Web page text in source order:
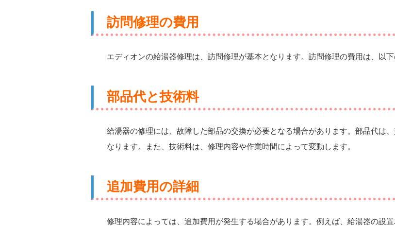
訪問修理の費用
エディオンの給湯器修理は、訪問修理が基本となります。訪問修理の費用は、以下
部品代と技術料
給湯器の修理には、故障した部品の交換が必要となる場合があります。部品代は
なります。また、技術料は、修理内容や作業時間によって変動します。
追加費用の詳細
修理内容によっては、追加費用が発生する場合があります。例えば、給湯器の設